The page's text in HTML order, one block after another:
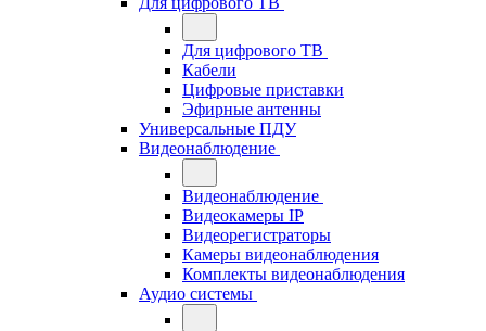
Для цифрового ТВ
Кабели
Цифровые приставки
Эфирные антенны
Универсальные ПДУ
Видеонаблюдение
Видеонаблюдение
Видеокамеры IP
Видеорегистраторы
Камеры видеонаблюдения
Комплекты видеонаблюдения
Аудио системы